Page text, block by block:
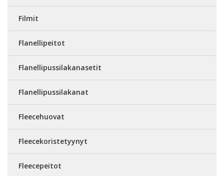
Filmit
Flanellipeitot
Flanellipussilakanasetit
Flanellipussilakanat
Fleecehuovat
Fleecekoristetyynyt
Fleecepeitot